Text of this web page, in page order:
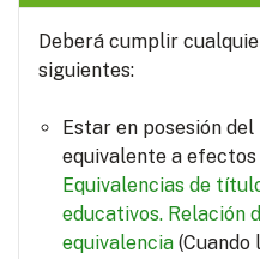
Deberá cumplir
siguientes:
Estar en posesión
equivalente a
Equivalencias de
educativos. Relación
equivalencia (Cuando